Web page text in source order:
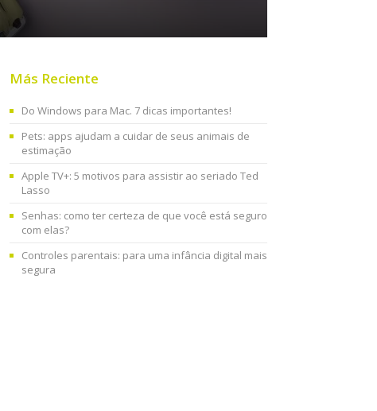
Más Reciente
Do Windows para Mac. 7 dicas importantes!
Pets: apps ajudam a cuidar de seus animais de
estimação
Apple TV+: 5 motivos para assistir ao seriado Ted
Lasso
Senhas: como ter certeza de que você está seguro
com elas?
Controles parentais: para uma infância digital mais
segura